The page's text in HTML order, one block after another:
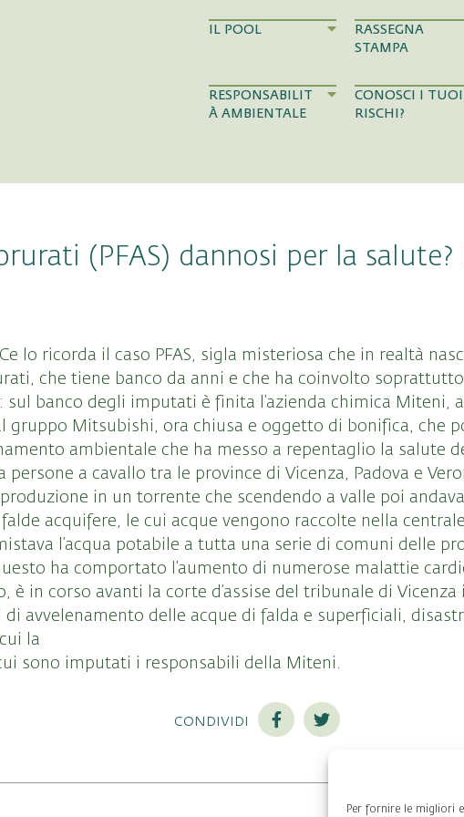
Per fornire le migliori
IL POOL
RASSEGNA
STAMPA
RESPONSABILIT
À AMBIENTALE
CONOSCI I TUOI
RISCHI?
(PFAS) dannosi per la salute?
lo ricorda il caso PFAS, sigla misteriosa che in realtà
che tiene banco da anni e che ha coinvolto soprattutto
sul banco degli imputati è finita l’azienda chimica Miteni,
gruppo Mitsubishi, ora chiusa e oggetto di bonifica, che
ambientale che ha messo a repentaglio la salute
persone a cavallo tra le province di Vicenza, Padova e
in un torrente che scendendo a valle poi
acquifere, le cui acque vengono raccolte nella
l’acqua potabile a tutta una serie di comuni delle
ha comportato l’aumento di numerose malattie
è in corso avanti la corte d’assise del tribunale di Vicenza il
avvelenamento delle acque di falda e superficiali,
la
sono imputati i responsabili della Miteni.
condividi